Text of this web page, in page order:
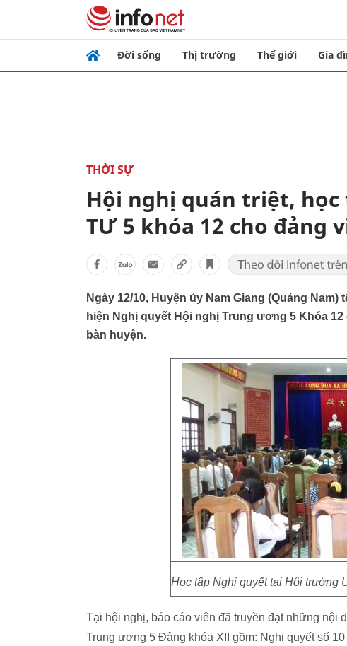
Đời sống Thị trường Thế giới Gia
THỜI SỰ
Hội nghị quán triệt,
TƯ 5 khóa 12 cho đảng
Ngày 12/10, Huyện ủy Nam Giang (Quảng
hiện Nghị quyết Hội nghị Trung ương 5 Khóa
bàn huyện.
Học tập Nghị quyết tại Hội trường
Tại hội nghị, báo cáo viên đã truyền đạt những nội
Trung ương 5 Đảng khóa XII gồm: Nghị quyết số